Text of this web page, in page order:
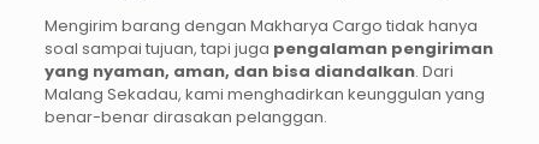
Mengirim barang dengan Makharya Cargo tidak hanya
soal sampai tujuan, tapi juga pengalaman pengiriman
yang nyaman, aman, dan bisa diandalkan. Dari
Malang Sekadau, kami menghadirkan keunggulan yang
benar-benar dirasakan pelanggan.